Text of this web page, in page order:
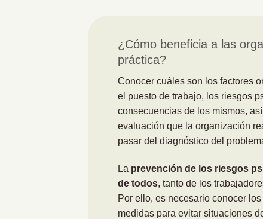
¿Cómo beneficia a las
práctica?
Conocer cuáles son los factores
el puesto de trabajo, los riesgos
consecuencias de los mismos,
evaluación que la organización
pasar del diagnóstico del
La prevención de los riesgos
de todos, tanto de los
Por ello, es necesario conocer
medidas para evitar situaciones